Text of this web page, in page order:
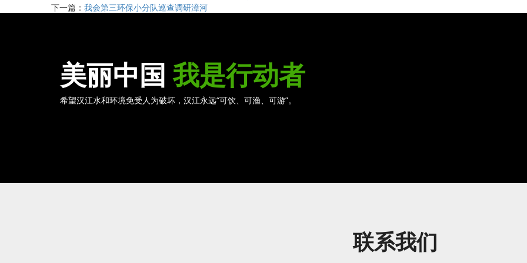
下一篇： 我会第三环保小分队巡查调研漳河
美丽中国 我是行动者
希望汉江水和环境免受人为破坏，汉江永远“可饮、可渔、可游”。
联系我们